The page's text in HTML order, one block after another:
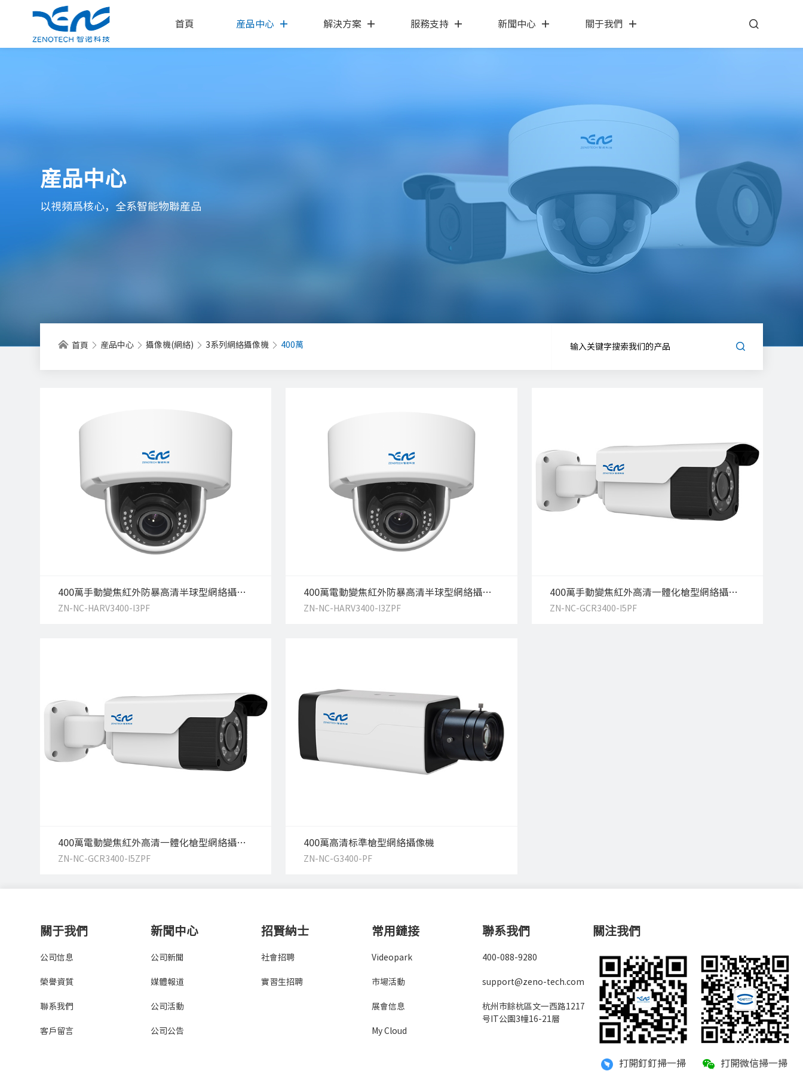
首頁 産品中心 解決方案 服務支持 新聞中心 關于我們
産品中心
以視頻爲核心，全系智能物聯産品
首頁 産品中心 攝像機(網絡) 3系列網絡攝像機 400萬
400萬手動變焦紅外防暴高清半球型網絡攝像機
ZN-NC-HARV3400-I3PF
400萬電動變焦紅外防暴高清半球型網絡攝像機
ZN-NC-HARV3400-I3ZPF
400萬手動變焦紅外高清一體化槍型網絡攝像機
ZN-NC-GCR3400-I5PF
400萬電動變焦紅外高清一體化槍型網絡攝像機
ZN-NC-GCR3400-I5ZPF
400萬高清标準槍型網絡攝像機
ZN-NC-G3400-PF
關于我們
公司信息
榮譽資質
聯系我們
客戶留言
新聞中心
公司新聞
媒體報道
公司活動
公司公告
招賢納士
社會招聘
實習生招聘
常用鏈接
Videopark
市場活動
展會信息
My Cloud
聯系我們
400-088-9280
support@zeno-tech.com
杭州市餘杭區文一西路1217
号IT公園3幢16-21層
關注我們
打開釘釘掃一掃 打開微信掃一掃